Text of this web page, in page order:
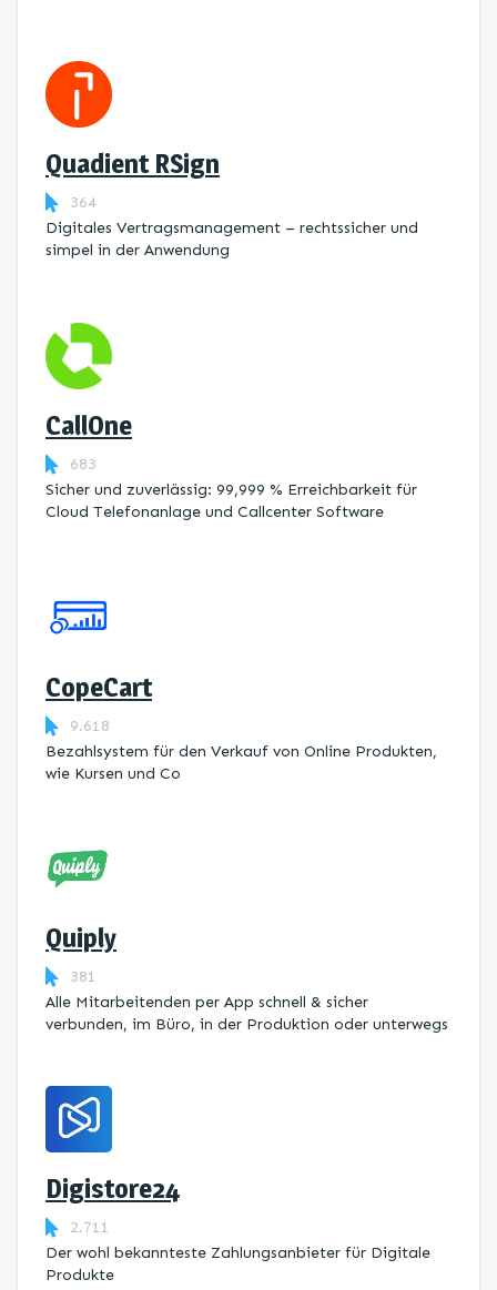
Quadient RSign
364
Digitales Vertragsmanagement – rechtssicher und
simpel in der Anwendung
CallOne
683
Sicher und zuverlässig: 99,999 % Erreichbarkeit für
Cloud Telefonanlage und Callcenter Software
CopeCart
9.618
Bezahlsystem für den Verkauf von Online Produkten,
wie Kursen und Co
Quiply
381
Alle Mitarbeitenden per App schnell & sicher
verbunden, im Büro, in der Produktion oder unterwegs
Digistore24
2.711
Der wohl bekannteste Zahlungsanbieter für Digitale
Produkte